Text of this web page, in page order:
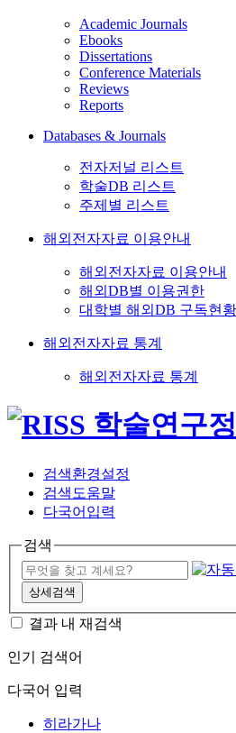
Academic Journals
Ebooks
Dissertations
Conference Materials
Reviews
Reports
Databases & Journals
전자저널 리스트
학술DB 리스트
주제별 리스트
해외전자자료 이용안내
해외전자자료 이용안내
해외DB별 이용권한
대학별 해외DB 구독현황
해외전자자료 통계
해외전자자료 통계
검색환경설정
검색도움말
다국어입력
검색
상세검색
결과 내 재검색
인기 검색어
다국어 입력
히라가나